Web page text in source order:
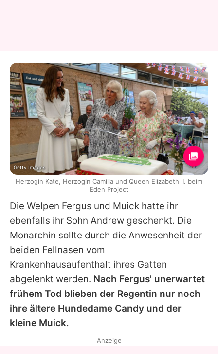
Die Welpen Fergus und Muick hatte ihr
ebenfalls ihr Sohn Andrew geschenkt. Die
Monarchin sollte durch die Anwesenheit der
beiden Fellnasen vom
Krankenhausaufenthalt ihres Gatten
abgelenkt werden. Nach Fergus' unerwartet
frühem Tod blieben der Regentin nur noch
ihre ältere Hundedame Candy und der
kleine Muick.
Getty Images
Herzogin Kate, Herzogin Camilla und Queen Elizabeth II. beim
Eden Project
Anzeige